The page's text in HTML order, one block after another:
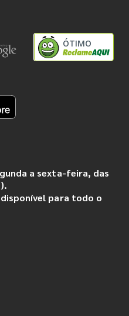
ÓTIMO
a sexta-feira, das
para todo o